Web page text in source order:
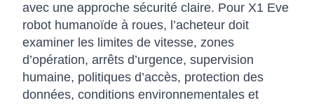
avec une approche sécurité claire. Pour X1 Eve
robot humanoïde à roues, l’acheteur doit
examiner les limites de vitesse, zones
d’opération, arrêts d’urgence, supervision
humaine, politiques d’accès, protection des
données, conditions environnementales et